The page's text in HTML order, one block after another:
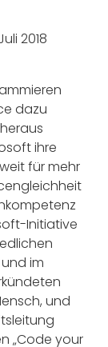
2018
dazu
ihre
für mehr
Initiative
im
und
„Code your